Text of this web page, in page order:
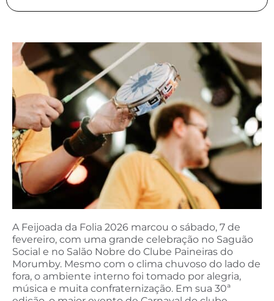
A Feijoada da Folia 2026 marcou o sábado, 7 de
fevereiro, com uma grande celebração no Saguão
Social e no Salão Nobre do Clube Paineiras do
Morumby. Mesmo com o clima chuvoso do lado de
fora, o ambiente interno foi tomado por alegria,
música e muita confraternização. Em sua 30ª